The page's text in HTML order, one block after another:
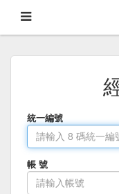
統一編號
帳 號